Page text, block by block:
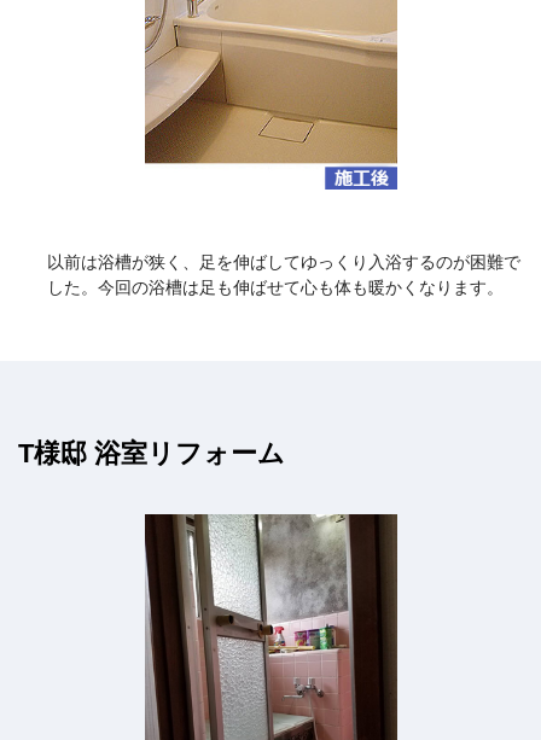
以前は浴槽が狭く、足を伸ばしてゆっくり入浴するのが困難で
した。今回の浴槽は足も伸ばせて心も体も暖かくなります。
T様邸 浴室リフォーム